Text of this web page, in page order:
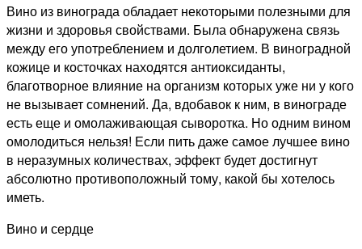
Вино из винограда обладает некоторыми полезными для
жизни и здоровья свойствами. Была обнаружена связь
между его употреблением и долголетием. В виноградной
кожице и косточках находятся антиоксиданты,
благотворное влияние на организм которых уже ни у кого
не вызывает сомнений. Да, вдобавок к ним, в винограде
есть еще и омолаживающая сыворотка. Но одним вином
омолодиться нельзя! Если пить даже самое лучшее вино
в неразумных количествах, эффект будет достигнут
абсолютно противоположный тому, какой бы хотелось
иметь.
Вино и сердце